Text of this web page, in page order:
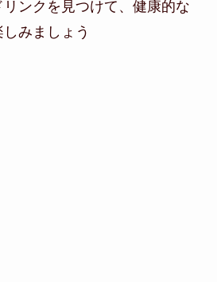
ンクを見つけて、健康的な
みましょう